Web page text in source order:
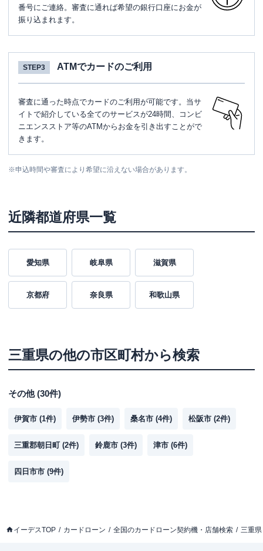
番号にご連絡。審査に通れば希望の銀行口座にお金が
振り込まれます。
STEP3 ATMでカードのご利用
審査に通った時点でカードのご利用が可能です。当サ
イトで紹介している全てのサービスが24時間、コンビ
ニエンスストア等のATMからお金を引き出すことがで
きます。
※申込時間や審査により希望に沿えない場合があります。
近隣都道府県一覧
愛知県 岐阜県 滋賀県
京都府 奈良県 和歌山県
三重県の他の市区町村から検索
その他(30件)
伊賀市 (1件) 伊勢市 (3件) 桑名市 (4件) 松阪市 (2件)
三重郡朝日町 (2件) 鈴鹿市 (3件) 津市 (6件)
四日市市 (9件)
イーデスTOP カードローン 全国のカードローン契約機・店舗検索 三重県